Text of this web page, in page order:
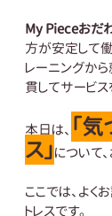
My Pieceおだ
方が安定して
レーニングか
貫してサービス
本日は、 「
ス」について
ここでは、よく
トレスです。